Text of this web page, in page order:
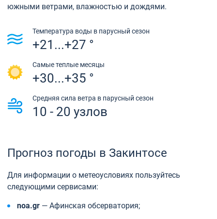
южными ветрами, влажностью и дождями.
Температура воды в парусный сезон
+21...+27 °
Самые теплые месяцы
+30...+35 °
Средняя сила ветра в парусный сезон
10 - 20 узлов
Прогноз погоды в Закинтосе
Для информации о метеоусловиях пользуйтесь
следующими сервисами:
noa.gr — Афинская обсерватория;